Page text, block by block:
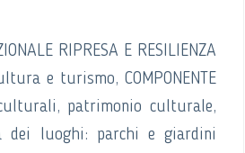
RIPRESA E RESILIENZA
e turismo, COMPONENTE
patrimonio culturale,
dei luoghi: parchi e giardini